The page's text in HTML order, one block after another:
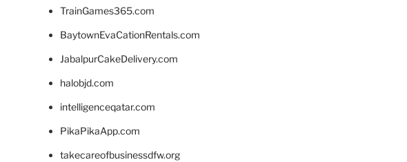
TrainGames365.com
BaytownEvaCationRentals.com
JabalpurCakeDelivery.com
halobjd.com
intelligenceqatar.com
PikaPikaApp.com
takecareofbusinessdfw.org